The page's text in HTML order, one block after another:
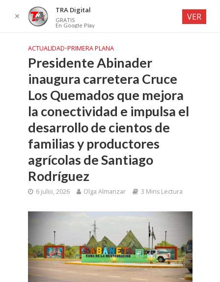
ACTUALIDAD•PRIMERA PLANA
Presidente Abinader
inaugura carretera Cruce
Los Quemados que mejora
la conectividad e impulsa el
desarrollo de cientos de
familias y productores
agrícolas de Santiago
Rodríguez
6 julio, 2026 Olga Almanzar 3 Mins Lectura
✕
TRA Digital
GRATIS
En Google Play
VER